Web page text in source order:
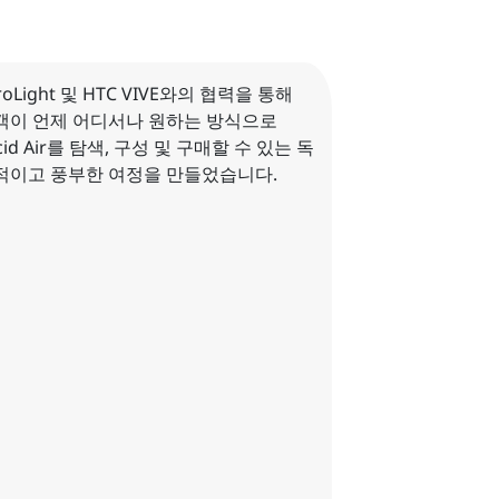
및 HTC VIVE와의 협력을 통해
이 언제 어디서나 원하는 방식으로
Air를 탐색, 구성 및 구매할 수 있는 독
이고 풍부한 여정을 만들었습니다.